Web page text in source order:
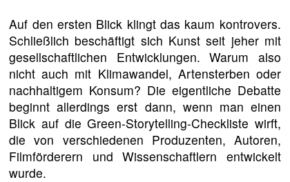
Auf den ersten Blick klingt das kaum kontrovers.
Schließlich beschäftigt sich Kunst seit jeher mit
gesellschaftlichen Entwicklungen. Warum also
nicht auch mit Klimawandel, Artensterben oder
nachhaltigem Konsum? Die eigentliche Debatte
beginnt allerdings erst dann, wenn man einen
Blick auf die Green-Storytelling-Checkliste wirft,
die von verschiedenen Produzenten, Autoren,
Filmförderern und Wissenschaftlern entwickelt
wurde.